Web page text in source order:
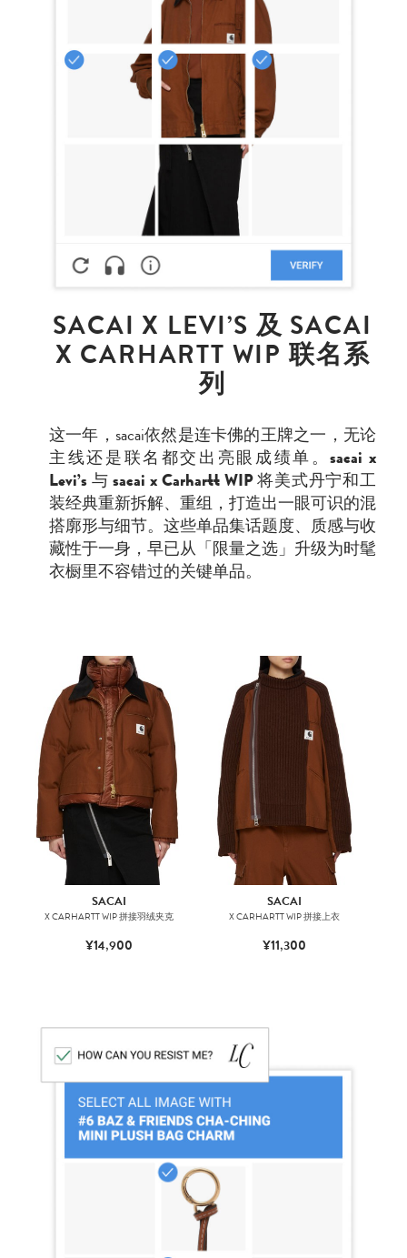
SACAI X LEVI’S 及 SACAI
X CARHARTT WIP 联名系
列
这一年，sacai依然是连卡佛的王牌之一，无论
主线还是联名都交出亮眼成绩单。sacai x
Levi’s与sacai x Carhartt WIP将美式丹宁和工
装经典重新拆解、重组，打造出一眼可识的混
搭廓形与细节。这些单品集话题度、质感与收
藏性于一身，早已从「限量之选」升级为时髦
衣橱里不容错过的关键单品。
SACAI
X CARHARTT WIP 拼接羽绒夹克
¥14,900
SACAI
X CARHARTT WIP 拼接上衣
¥11,300